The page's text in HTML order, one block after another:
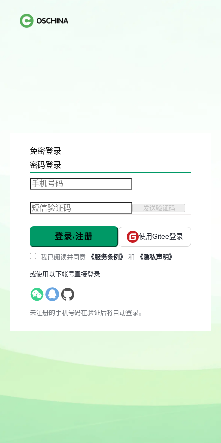
免密登录
密码登录
发送验证码
登录/注册 使用Gitee登录
我已阅读并同意 《服务条例》 和 《隐私声明》
或使用以下帐号直接登录:
未注册的手机号码在验证后将自动登录。